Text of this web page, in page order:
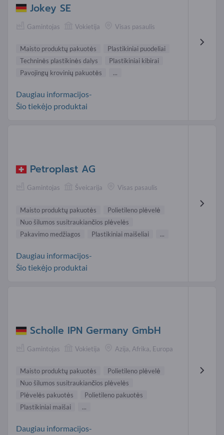
Jokey SE
Gamintojas Vokietija Visas pasaulis
Maisto produktų pakuotės
Plastikiniai puodeliai
Techninės plastikinės dalys
Plastikiniai kibirai
Pavojingų krovinių pakuotės
...
Daugiau informacijos-
Šio tiekėjo produktai
Petroplast AG
Gamintojas Šveicarija Visas pasaulis
Maisto produktų pakuotės
Polietileno plėvelė
Nuo šilumos susitraukiančios plėvelės
Pakavimo medžiagos
Plastikiniai maišeliai ...
Daugiau informacijos-
Šio tiekėjo produktai
Scholle IPN Germany GmbH
Gamintojas Vokietija Azija, Afrika, Europa
Maisto produktų pakuotės
Polietileno plėvelė
Nuo šilumos susitraukiančios plėvelės
Plėvelės pakuotės
Polietileno pakuotės
Plastikiniai maišai
...
Daugiau informacijos-